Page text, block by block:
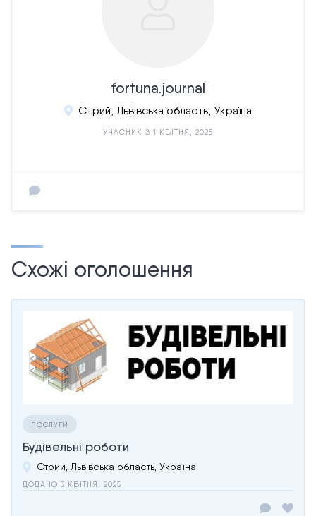
fortuna.journal
Стрий, Львівська область, Україна
УЧАСНИК З 1 КВІТНЯ, 2025
Схожі оголошення
ПОСЛУГИ
Будівельні роботи
Стрий, Львівська область, Україна
ДОДАНО 3 КВІТНЯ, 2025